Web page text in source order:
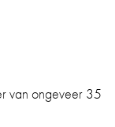
van ongeveer 35